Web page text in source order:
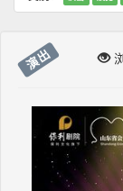
演出